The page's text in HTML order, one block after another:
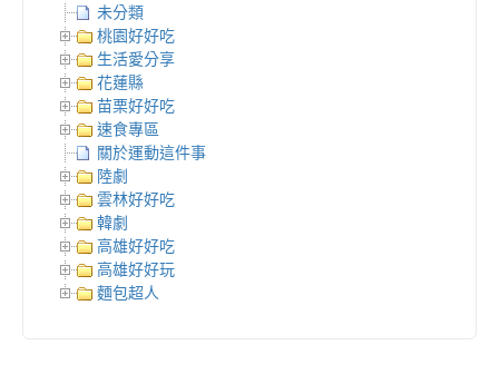
未分類
桃園好好吃
生活愛分享
花蓮縣
苗栗好好吃
速食專區
關於運動這件事
陸劇
雲林好好吃
韓劇
高雄好好吃
高雄好好玩
麵包超人